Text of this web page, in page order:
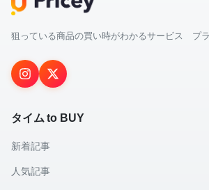
狙っている商品の買い時がわかるサービス プ
タイム to BUY
新着記事
人気記事